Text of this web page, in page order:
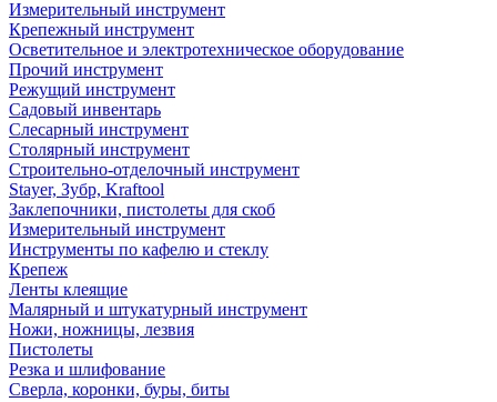
Измерительный инструмент
Крепежный инструмент
Осветительное и электротехническое оборудование
Прочий инструмент
Режущий инструмент
Садовый инвентарь
Слесарный инструмент
Столярный инструмент
Строительно-отделочный инструмент
Stayer, Зубр, Kraftool
Заклепочники, пистолеты для скоб
Измерительный инструмент
Инструменты по кафелю и стеклу
Крепеж
Ленты клеящие
Малярный и штукатурный инструмент
Ножи, ножницы, лезвия
Пистолеты
Резка и шлифование
Сверла, коронки, буры, биты